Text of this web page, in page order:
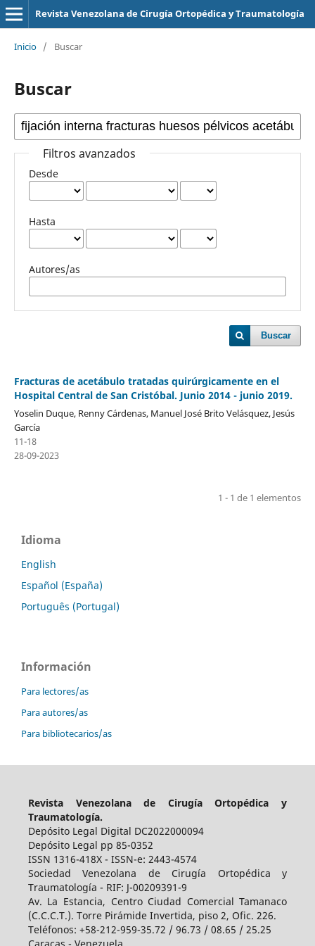
Revista Venezolana de Cirugía Ortopédica y Traumatología
Inicio / Buscar
Buscar
Filtros avanzados
Desde
Hasta
Autores/as
Buscar
Fracturas de acetábulo tratadas quirúrgicamente en el
Hospital Central de San Cristóbal. Junio 2014 - junio 2019.
Yoselin Duque, Renny Cárdenas, Manuel José Brito Velásquez, Jesús
García
11-18
28-09-2023
1 - 1 de 1 elementos
Idioma
English
Español (España)
Português (Portugal)
Información
Para lectores/as
Para autores/as
Para bibliotecarios/as
Revista Venezolana de Cirugía Ortopédica y
Traumatología.
Depósito Legal Digital DC2022000094
Depósito Legal pp 85-0352
ISSN 1316-418X - ISSN-e: 2443-4574
Sociedad Venezolana de Cirugía Ortopédica y
Traumatología - RIF: J-00209391-9
Av. La Estancia, Centro Ciudad Comercial Tamanaco
(C.C.C.T.). Torre Pirámide Invertida, piso 2, Ofic. 226.
Teléfonos: +58-212-959-35.72 / 96.73 / 08.65 / 25.25